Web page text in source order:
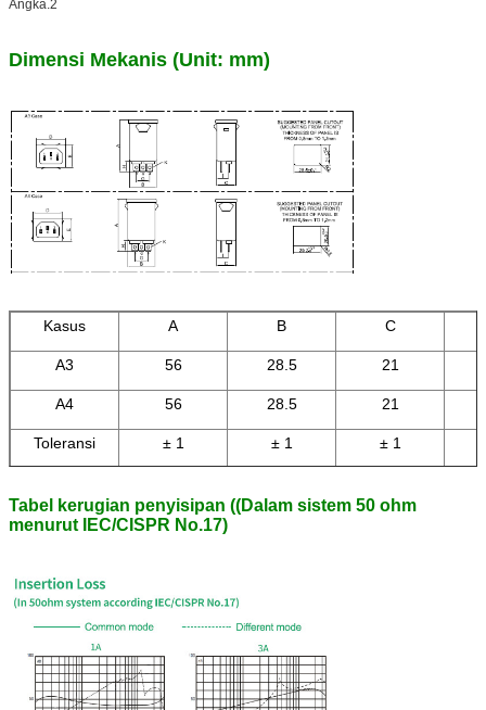
Angka.2
Dimensi Mekanis (Unit: mm)
Kasus A B C
A3 56 28.5 21
A4 56 28.5 21
Toleransi ± 1 ± 1 ± 1
Tabel kerugian penyisipan ((Dalam sistem 50 ohm
menurut IEC/CISPR No.17)